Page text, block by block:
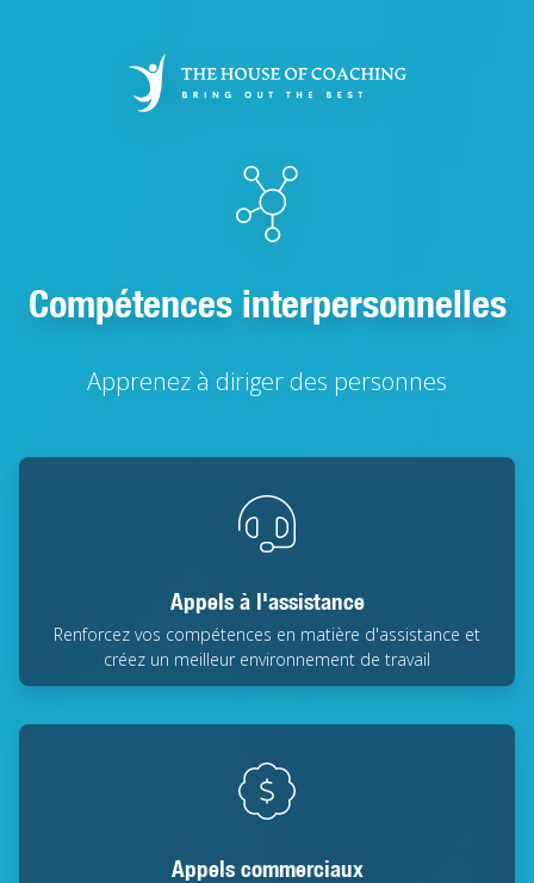
Compétences interpersonnelles
Apprenez à diriger des personnes
Appels à l'assistance
Renforcez vos compétences en matière d'assistance et
créez un meilleur environnement de travail
Appels commerciaux